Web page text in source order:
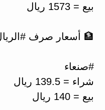
بيع = 1573 ريال
🏦 أسعار صرف
#صنعاء
شراء = 139.5 ريال
بيع = 140 ريال